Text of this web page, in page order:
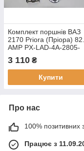
Комплект поршнів ВАЗ
2170 Priora (Пріора)
AMP PX-LAD-4A-2805-
Група B
3 110 ₴
Купити
Про нас
100% позитивних з
Працює з